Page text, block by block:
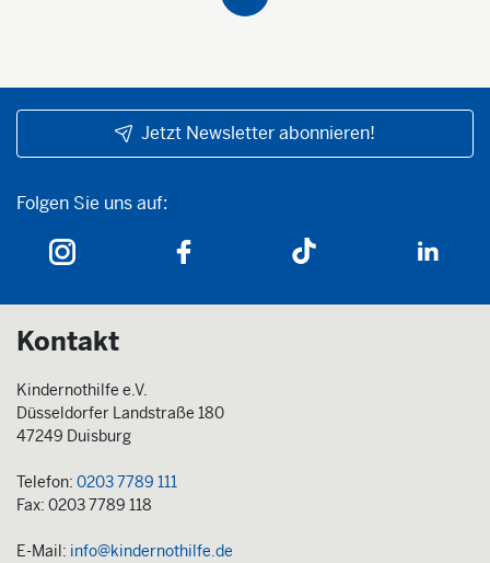
Jetzt Newsletter abonnieren!
Folgen Sie uns auf:
Folgen Sie uns auf:
Kontakt
Kindernothilfe e.V.
Düsseldorfer Landstraße 180
47249 Duisburg
Telefon: 0203 7789 111
Fax: 0203 7789 118
E-Mail: info@kindernothilfe.de